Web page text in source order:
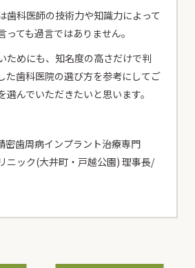
歯科医師の技術力や知識力によって
っても過言ではありません。
ためにも、知名度の高さだけで判
た歯科医院の選び方を参考にしてご
選んでいただきたいと思います。
密歯周病インプラント治療専門
ニック(大井町・戸越公園) 理事長/